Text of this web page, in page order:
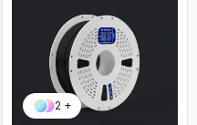
2 +